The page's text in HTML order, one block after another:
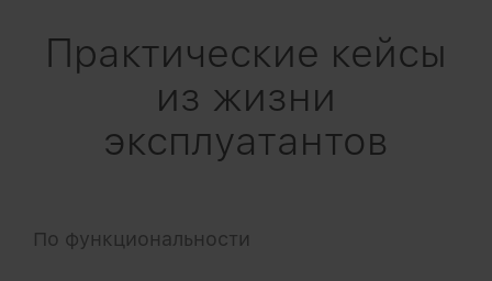
Практические кейсы
из жизни
эксплуатантов
По функциональности